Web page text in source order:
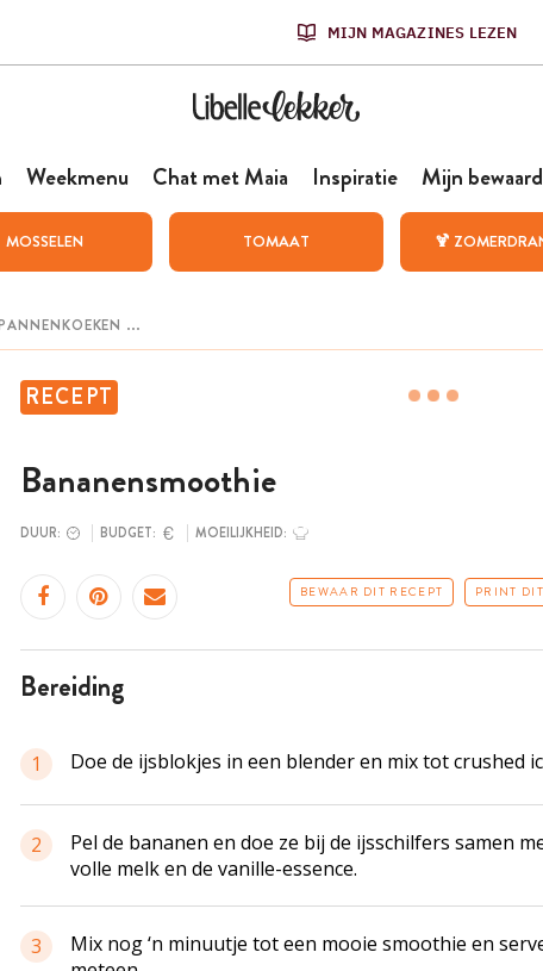
MIJN MAGAZINES LEZEN
Weekmenu Chat met Maia Inspiratie Mijn
MOSSELEN TOMAAT 🍹
RECEPT
Bananensmoothie
DUUR: BUDGET: MOEILIJKHEID:
BEWAAR DIT RECEPT PRINT
bereiding
1 Doe de ijsblokjes in een blender en mix tot crushed
2
Pel de bananen en doe ze bij de ijsschilfers samen
volle melk en de vanille-essence.
3
Mix nog ‘n minuutje tot een mooie smoothie en